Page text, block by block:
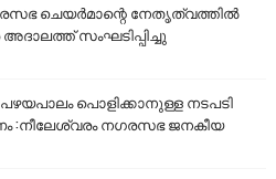
ചെയർമാന്റെ നേതൃത്വത്തിൽ
അദാലത്ത് സംഘടിപ്പിച്ചു
പൊളിക്കാനുള്ള നടപടി
:നീലേശ്വരം നഗരസഭ ജനകീയ